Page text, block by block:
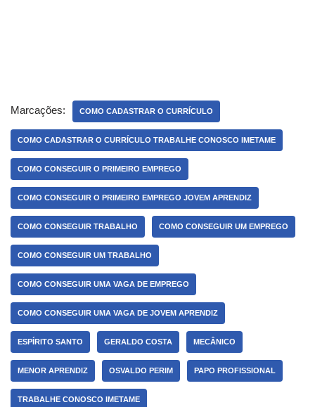
Marcações: COMO CADASTRAR O CURRÍCULO
COMO CADASTRAR O CURRÍCULO TRABALHE CONOSCO IMETAME
COMO CONSEGUIR O PRIMEIRO EMPREGO
COMO CONSEGUIR O PRIMEIRO EMPREGO JOVEM APRENDIZ
COMO CONSEGUIR TRABALHO COMO CONSEGUIR UM EMPREGO
COMO CONSEGUIR UM TRABALHO
COMO CONSEGUIR UMA VAGA DE EMPREGO
COMO CONSEGUIR UMA VAGA DE JOVEM APRENDIZ
ESPÍRITO SANTO GERALDO COSTA MECÂNICO
MENOR APRENDIZ OSVALDO PERIM PAPO PROFISSIONAL
TRABALHE CONOSCO IMETAME